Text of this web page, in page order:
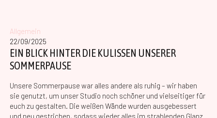
Allgemein
22/09/2025
EIN BLICK HINTER DIE KULISSEN UNSERER
SOMMERPAUSE
Unsere Sommerpause war alles andere als ruhig – wir haben
sie genutzt, um unser Studio noch schöner und vielseitiger für
euch zu gestalten. Die weißen Wände wurden ausgebessert
und neu gestrichen, sodass wieder alles im strahlenden Glanz